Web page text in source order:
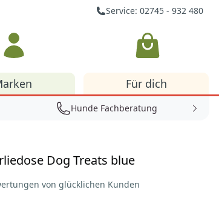
Service: 02745 - 932 480
Warenkorb
Für dich
Hunde Fachberatung
Dog Treats blue
von glücklichen Kunden